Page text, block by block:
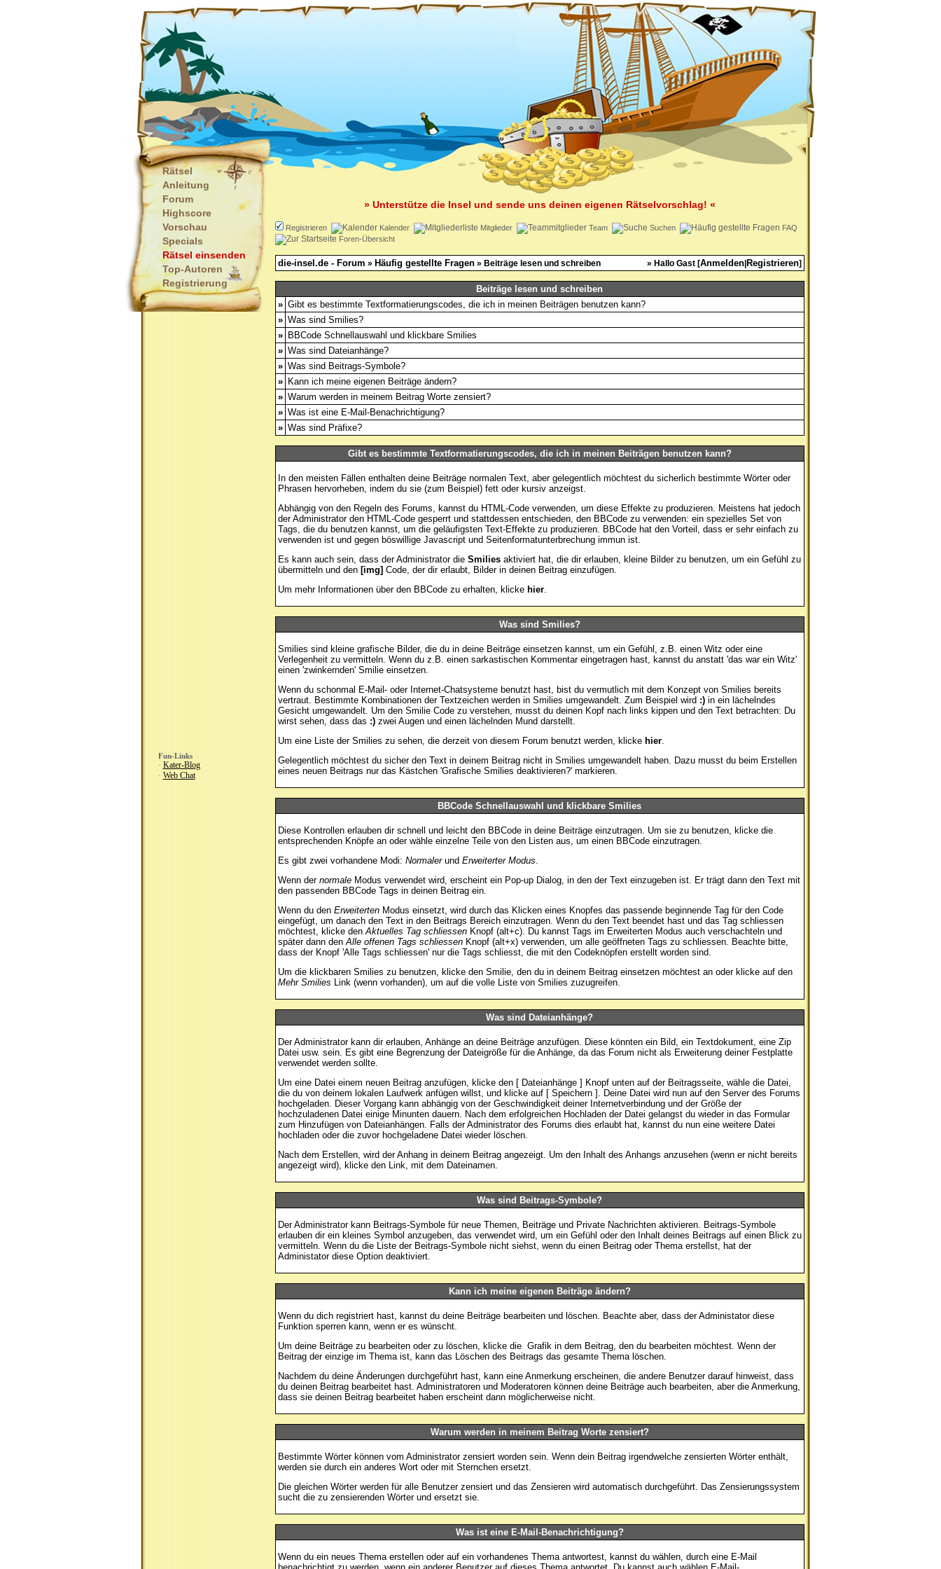
Rätsel
Anleitung
Forum
Highscore
Vorschau
Specials
Rätsel einsenden
Top-Autoren
Registrierung
Fun-Links
· Kater-Blog
· Web Chat
» Unterstütze die Insel und sende uns deinen eigenen Rätselvorschlag! «
Registrieren Kalender Mitglieder Team Suchen
FAQ
Foren-Übersicht
die-insel.de - Forum » Häufig gestellte Fragen» Beiträge lesen und schreiben » Hallo Gast [Anmelden|Registrieren]
Beiträge lesen und schreiben
» Gibt es bestimmte Textformatierungscodes, die ich in meinen Beiträgen benutzen kann?
» Was sind Smilies?
»
BBCode Schnellauswahl und klickbare Smilies
» Was sind Dateianhänge?
» Was sind Beitrags-Symbole?
»
Kann ich meine eigenen Beiträge ändern?
» Warum werden in meinem Beitrag Worte zensiert?
» Was ist eine E-Mail-Benachrichtigung?
» Was sind Präfixe?
Gibt es bestimmte Textformatierungscodes, die ich in meinen Beiträgen benutzen kann?
In den meisten Fällen enthalten deine Beiträge normalen Text, aber gelegentlich möchtest du sicherlich bestimmte Wörter oder
Phrasen hervorheben, indem du sie (zum Beispiel) fett oder kursiv anzeigst.
Abhängig von den Regeln des Forums, kannst du HTML-Code verwenden, um diese Effekte zu produzieren. Meistens hat jedoch
der Administrator den HTML-Code gesperrt und stattdessen entschieden, den BBCode zu verwenden: ein spezielles Set von
Tags, die du benutzen kannst, um die geläufigsten Text-Effekte zu produzieren. BBCode hat den Vorteil, dass er sehr einfach zu
verwenden ist und gegen böswillige Javascript und Seitenformatunterbrechung immun ist.
Es kann auch sein, dass der Administrator die Smiliesaktiviert hat, die dir erlauben, kleine Bilder zu benutzen, um ein Gefühl zu
übermitteln und den [img] Code, der dir erlaubt, Bilder in deinen Beitrag einzufügen.
Um mehr Informationen über den BBCode zu erhalten, klicke hier.
Was sind Smilies?
Smilies sind kleine grafische Bilder, die du in deine Beiträge einsetzen kannst, um ein Gefühl, z.B. einen Witz oder eine
Verlegenheit zu vermitteln. Wenn du z.B. einen sarkastischen Kommentar eingetragen hast, kannst du anstatt 'das war ein Witz'
einen 'zwinkernden' Smilie einsetzen.
Wenn du schonmal E-Mail- oder Internet-Chatsysteme benutzt hast, bist du vermutlich mit dem Konzept von Smilies bereits
vertraut. Bestimmte Kombinationen der Textzeichen werden in Smilies umgewandelt. Zum Beispiel wird :)in ein lächelndes
Gesicht umgewandelt. Um den Smilie Code zu verstehen, musst du deinen Kopf nach links kippen und den Text betrachten: Du
wirst sehen, dass das :)zwei Augen und einen lächelnden Mund darstellt.
Um eine Liste der Smilies zu sehen, die derzeit von diesem Forum benutzt werden, klicke hier.
Gelegentlich möchtest du sicher den Text in deinem Beitrag nicht in Smilies umgewandelt haben. Dazu musst du beim Erstellen
eines neuen Beitrags nur das Kästchen 'Grafische Smilies deaktivieren?' markieren.
BBCode Schnellauswahl und klickbare Smilies
Diese Kontrollen erlauben dir schnell und leicht den BBCode in deine Beiträge einzutragen. Um sie zu benutzen, klicke die
entsprechenden Knöpfe an oder wähle einzelne Teile von den Listen aus, um einen BBCode einzutragen.
Es gibt zwei vorhandene Modi: Normalerund Erweiterter Modus.
Wenn der normaleModus verwendet wird, erscheint ein Pop-up Dialog, in den der Text einzugeben ist. Er trägt dann den Text mit
den passenden BBCode Tags in deinen Beitrag ein.
Wenn du den ErweitertenModus einsetzt, wird durch das Klicken eines Knopfes das passende beginnende Tag für den Code
eingefügt, um danach den Text in den Beitrags Bereich einzutragen. Wenn du den Text beendet hast und das Tag schliessen
möchtest, klicke denAktuelles Tag schliessenKnopf (alt+c). Du kannst Tags im Erweiterten Modus auch verschachteln und
später dann denAlle offenen Tags schliessenKnopf (alt+x) verwenden, um alle geöffneten Tags zu schliessen. Beachte bitte,
dass der Knopf 'Alle Tags schliessen' nur die Tags schliesst, die mit den Codeknöpfen erstellt worden sind.
Um die klickbaren Smilies zu benutzen, klicke den Smilie, den du in deinem Beitrag einsetzen möchtest an oder klicke auf den
Mehr Smilies Link (wenn vorhanden), um auf die volle Liste von Smilies zuzugreifen.
Was sind Dateianhänge?
Der Administrator kann dir erlauben, Anhänge an deine Beiträge anzufügen. Diese könnten ein Bild, ein Textdokument, eine Zip
Datei usw. sein. Es gibt eine Begrenzung der Dateigröße für die Anhänge, da das Forum nicht als Erweiterung deiner Festplatte
verwendet werden sollte.
Um eine Datei einem neuen Beitrag anzufügen, klicke den [ Dateianhänge ] Knopf unten auf der Beitragsseite, wähle die Datei,
die du von deinem lokalen Laufwerk anfügen willst, und klicke auf [ Speichern ]. Deine Datei wird nun auf den Server des Forums
hochgeladen. Dieser Vorgang kann abhängig von der Geschwindigkeit deiner Internetverbindung und der Größe der
hochzuladenen Datei einige Minunten dauern. Nach dem erfolgreichen Hochladen der Datei gelangst du wieder in das Formular
zum Hinzufügen von Dateianhängen. Falls der Administrator des Forums dies erlaubt hat, kannst du nun eine weitere Datei
hochladen oder die zuvor hochgeladene Datei wieder löschen.
Nach dem Erstellen, wird der Anhang in deinem Beitrag angezeigt. Um den Inhalt des Anhangs anzusehen (wenn er nicht bereits
angezeigt wird), klicke den Link, mit dem Dateinamen.
Was sind Beitrags-Symbole?
Der Administrator kann Beitrags-Symbole für neue Themen, Beiträge und Private Nachrichten aktivieren. Beitrags-Symbole
erlauben dir ein kleines Symbol anzugeben, das verwendet wird, um ein Gefühl oder den Inhalt deines Beitrags auf einen Blick zu
vermitteln. Wenn du die Liste der Beitrags-Symbole nicht siehst, wenn du einen Beitrag oder Thema erstellst, hat der
Administator diese Option deaktiviert.
Kann ich meine eigenen Beiträge ändern?
Wenn du dich registriert hast, kannst du deine Beiträge bearbeiten und löschen. Beachte aber, dass der Administator diese
Funktion sperren kann, wenn er es wünscht.
Um deine Beiträge zu bearbeiten oder zu löschen, klicke die Grafik in dem Beitrag, den du bearbeiten möchtest. Wenn der
Beitrag der einzige im Thema ist, kann das Löschen des Beitrags das gesamte Thema löschen.
Nachdem du deine Änderungen durchgeführt hast, kann eine Anmerkung erscheinen, die andere Benutzer darauf hinweist, dass
du deinen Beitrag bearbeitet hast. Administratoren und Moderatoren können deine Beiträge auch bearbeiten, aber die Anmerkung,
dass sie deinen Beitrag bearbeitet haben erscheint dann möglicherweise nicht.
Warum werden in meinem Beitrag Worte zensiert?
Bestimmte Wörter können vom Administrator zensiert worden sein. Wenn dein Beitrag irgendwelche zensierten Wörter enthält,
werden sie durch ein anderes Wort oder mit Sternchen ersetzt.
Die gleichen Wörter werden für alle Benutzer zensiert und das Zensieren wird automatisch durchgeführt. Das Zensierungssystem
sucht die zu zensierenden Wörter und ersetzt sie.
Was ist eine E-Mail-Benachrichtigung?
Wenn du ein neues Thema erstellen oder auf ein vorhandenes Thema antwortest, kannst du wählen, durch eine E-Mail